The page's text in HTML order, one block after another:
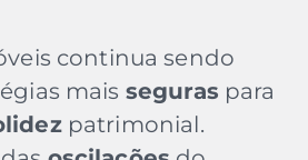
continua sendo
mais seguras para
patrimonial.